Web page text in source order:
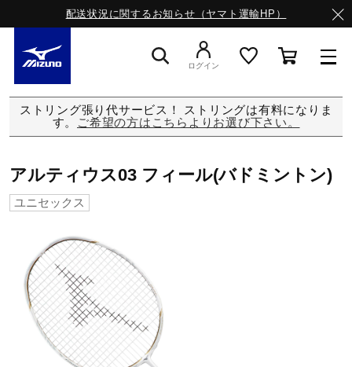
配送状況に関するお知らせ（ヤマト運輸HP）
スニーカー
ライフスタイルウエア
サッカー／フットサル
トレーニング
ログイン
ストリング張り代サービス！ ストリングは有料になりま
す。
ご希望の方はこちらよりお選び下さい。
アルティウス03 フィール(バドミントン)
ユニセックス